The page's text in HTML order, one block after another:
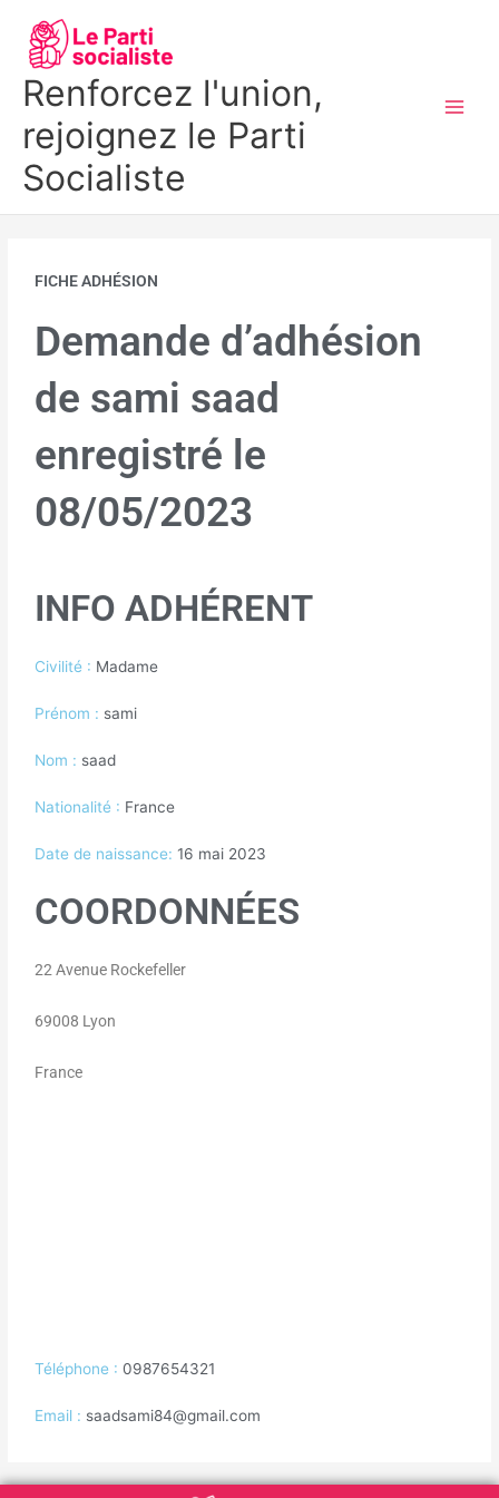
contenu
Renforcez l'union,
rejoignez le Parti
Socialiste
FICHE ADHÉSION
Demande d’adhésion
de sami saad
enregistré le
08/05/2023
INFO ADHÉRENT
Civilité : Madame
Prénom : sami
Nom : saad
Nationalité : France
Date de naissance:16 mai 2023
COORDONNÉES
22 Avenue Rockefeller
69008 Lyon
France
Téléphone :0987654321
Email : saadsami84@gmail.com